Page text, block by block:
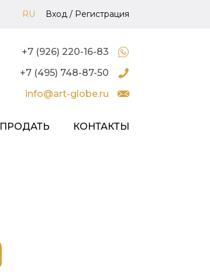
RU Вход / Регистрация
+7 (926) 220-16-83
+7 (495) 748-87-50
info@art-globe.ru
ПРОДАТЬ КОНТАКТЫ